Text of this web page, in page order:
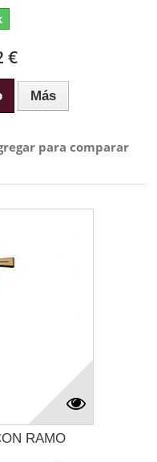
€
Más
para comparar
RAMO